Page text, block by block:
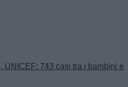
UNICEF: 743 casi tra i bambini e